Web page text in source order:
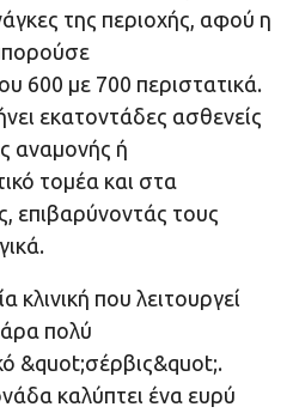
της περιοχής, αφού η
600 με 700 περιστατικά.
εκατοντάδες ασθενείς
αναμονής ή
τομέα και στα
επιβαρύνοντάς τους
κλινική που λειτουργεί
πολύ
&quot;σέρβις&quot;.
καλύπτει ένα ευρύ